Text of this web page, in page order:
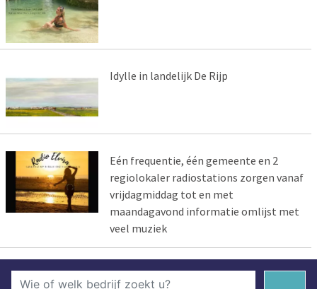
Idylle in landelijk De Rijp
Eén frequentie, één gemeente en 2
regiolokaler radiostations zorgen vanaf
vrijdagmiddag tot en met
maandagavond informatie omlijst met
veel muziek